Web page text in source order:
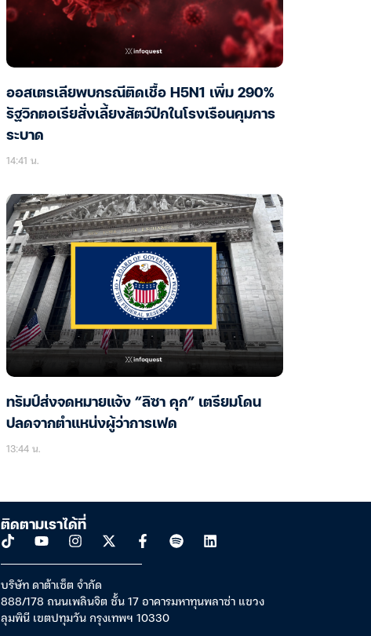
ออสเตรเลียพบกรณีติดเชื้อ H5N1 เพิ่ม 290%
รัฐวิกตอเรียสั่งเลี้ยงสัตว์ปีกในโรงเรือนคุมการ
ระบาด
14:41 น.
ทรัมป์ส่งจดหมายแจ้ง “ลิซา คุก” เตรียมโดน
ปลดจากตำแหน่งผู้ว่าการเฟด
13:44 น.
ติดตามเราได้ที่
บริษัท ดาต้าเซ็ต จำกัด
888/178 ถนนเพลินจิต ชั้น 17 อาคารมหาทุนพลาซ่า แขวง
ลุมพินี เขตปทุมวัน กรุงเทพฯ 10330